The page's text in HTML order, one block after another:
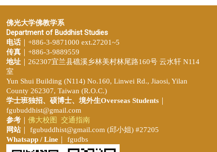
佛光大学佛教学系
Department of Buddhist Studies
电话 ｜+886-3-9871000 ext.27201~5
传真 ｜+886-3-9889559
地址 ｜262307宜兰县礁溪乡林美村林尾路160号 云水轩 N114
室
Yun Shui Building (N114) No.160, Linwei Rd., Jiaosi, Yilan
County 262307, Taiwan (R.O.C.)
学士班独招、 硕博士、境外生Overseas Students
fgubuddhist@gmail.com
参考
佛大校图
交通指南
网站｜ fgubuddhist@gmail.com (邱小姐) #27205
Whatsapp / Line ｜ fgudbs